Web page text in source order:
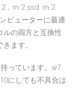
．m.2 ssd. m.2
ピューターに最適
ルの両方と互換性
ます。
っています。w7
にしても不具合は